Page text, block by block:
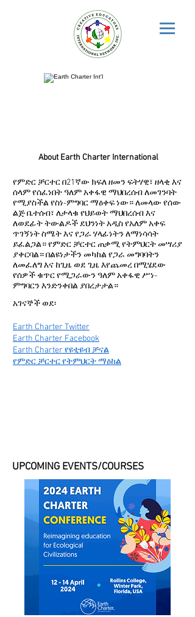
About Earth Charter International
የምድር ቻርተር በ21ኛው ክፍለ ዘመን ፍትሃዊ፣ ዘላቂ እና
ሰላም የሰፈነበት ዓለም አቀፋዊ ማህበረሰብ ለመገንባት
የሚያስችል የስነ-ምግባር ማዕቀፍ ነው። ለመላው የሰው
ልጅ ቤተሰብ፣ ለታላቁ የህይወት ማህበረሰብ እና
ለወደፊት ትውልዶች ደህንነት አዲስ የአለም አቀፍ
ጥገኝነት ስሜት እና የጋራ ሃላፊነትን ለማነሳሳት
ይፈልጋል። የምድር ቻርተር ጠቃሚ የትምህርት መሣሪያ
ያቀርባል። በልዩነታችን መካከል የጋራ መግባባትን
ለመፈለግ እና ከጊዜ ወደ ጊዜ እየጨመረ በሚሄደው
የሰዎች ቁጥር የሚጋራውን ዓለም አቀፋዊ ሥነ-
ምግባርን እንድንቀበል ያበረታታል።
አገናኞች ወደ፡
Earth Charter Twitter
Earth Charter Facebook
Earth Charter የዩቲዩብ ቻናል
የምድር ቻርተር የትምህርት ማዕከል
UPCOMING EVENTS/COURSES